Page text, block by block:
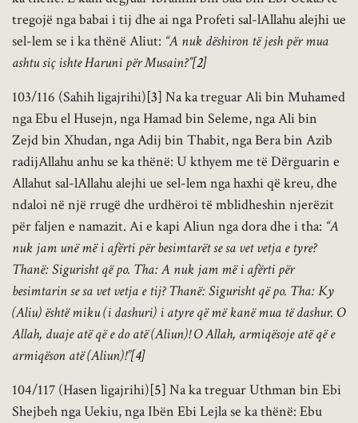
tregojë nga babai i tij dhe ai nga Profeti sal-lAllahu alejhi ue
sel-lem se i ka thënë Aliut: “A nuk dëshiron të jesh për mua
ashtu siç ishte Haruni për Musain?”[2]
103/116 (Sahih ligajrihi)[3] Na ka treguar Ali bin Muhamed
nga Ebu el Husejn, nga Hamad bin Seleme, nga Ali bin
Zejd bin Xhudan, nga Adij bin Thabit, nga Bera bin Azib
radijAllahu anhu se ka thënë: U kthyem me të Dërguarin e
Allahut sal-lAllahu alejhi ue sel-lem nga haxhi që kreu, dhe
ndaloi në një rrugë dhe urdhëroi të mblidheshin njerëzit
për faljen e namazit. Ai e kapi Aliun nga dora dhe i tha: “A
nuk jam unë më i afërti për besimtarët se sa vet vetja e tyre?
Thanë: Sigurisht që po. Tha: A nuk jam më i afërti për
besimtarin se sa vet vetja e tij? Thanë: Sigurisht që po. Tha: Ky
(Aliu) është miku (i dashuri) i atyre që më kanë mua të dashur. O
Allah, duaje atë që e do atë (Aliun)! O Allah, armiqësoje atë që e
armiqëson atë (Aliun)!”[4]
104/117 (Hasen ligajrihi)[5] Na ka treguar Uthman bin Ebi
Shejbeh nga Uekiu, nga Ibën Ebi Lejla se ka thënë: Ebu